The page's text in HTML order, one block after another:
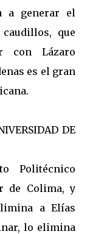
a generar el
que
con Lázaro
es el gran
DE
Politécnico
de Colima, y
a Elías
lo elimina